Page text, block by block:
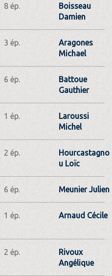
8 ép.
Boisseau
Damien
3 ép.
Aragones
Michael
6 ép.
Battoue
Gauthier
1 ép.
Laroussi
Michel
2 ép.
Hourcastagno
u Loïc
6 ép. Meunier Julien
1 ép. Arnaud Cécile
2 ép.
Rivoux
Angélique